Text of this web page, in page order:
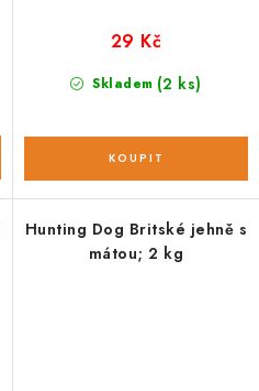
Skladem (2 ks)
29 Kč
Hunting Dog Britské jehně s
mátou; 2 kg